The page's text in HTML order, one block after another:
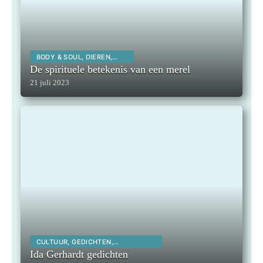
BODY & SOUL, DIEREN,
SPIRITUALITEIT,
De spirituele betekenis van een merel
21 juli 2023
CULTUUR, GEDICHTEN,
INSPIRERENDE KUNSTENAARS,
INSPIRERENDE MENSEN,
Ida Gerhardt gedichten